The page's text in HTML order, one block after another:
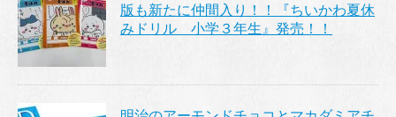
版も新たに仲間入り！！『ちいかわ夏休
みドリル 小学３年生』発売！！